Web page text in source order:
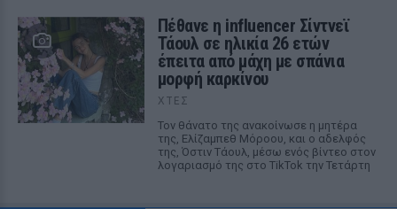
Πέθανε η influencer Σίντνεϊ
Τάουλ σε ηλικία 26 ετών
έπειτα από μάχη με σπάνια
μορφή καρκίνου
ΧΤΕΣ
Τον θάνατο της ανακοίνωσε η μητέρα
της, Ελίζαμπεθ Μόροου, και ο αδελφός
της, Όστιν Τάουλ, μέσω ενός βίντεο στον
λογαριασμό της στο TikTok την Τετάρτη